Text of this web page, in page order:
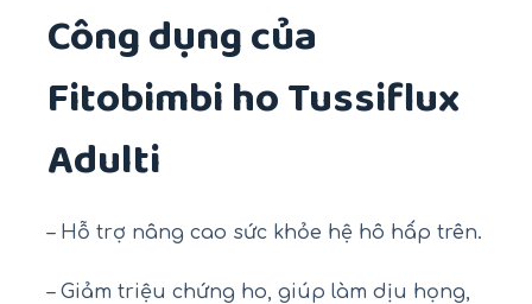
Công dụng của
Fitobimbi ho Tussiflux
Adulti
– Hỗ trợ nâng cao sức khỏe hệ hô hấp trên.
– Giảm triệu chứng ho, giúp làm dịu họng,